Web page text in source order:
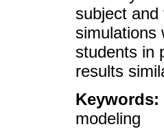
subject
simulations
students in
results
Keywords:
modeling